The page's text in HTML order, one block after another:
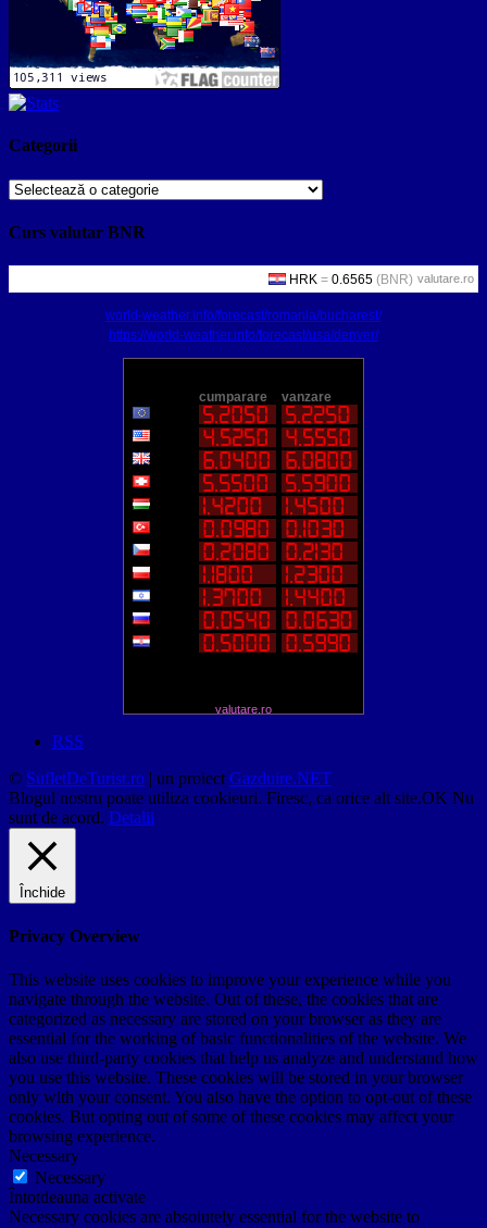
Categorii
Categorii
Curs valutar BNR
valutare.ro
world-weather.info/forecast/romania/bucharest/
https://world-weather.info/forecast/usa/denver/
valutare.ro
RSS
© SufletDeTurist.ro | un proiect Gazduire.NET
Blogul nostru poate utiliza cookieuri. Firesc, ca orice alt site.OK Nu
sunt de acord. Detalii
Închide
Privacy Overview
This website uses cookies to improve your experience while you
navigate through the website. Out of these, the cookies that are
categorized as necessary are stored on your browser as they are
essential for the working of basic functionalities of the website. We
also use third-party cookies that help us analyze and understand how
you use this website. These cookies will be stored in your browser
only with your consent. You also have the option to opt-out of these
cookies. But opting out of some of these cookies may affect your
browsing experience.
Necessary
Necessary
Întotdeauna activate
Necessary cookies are absolutely essential for the website to